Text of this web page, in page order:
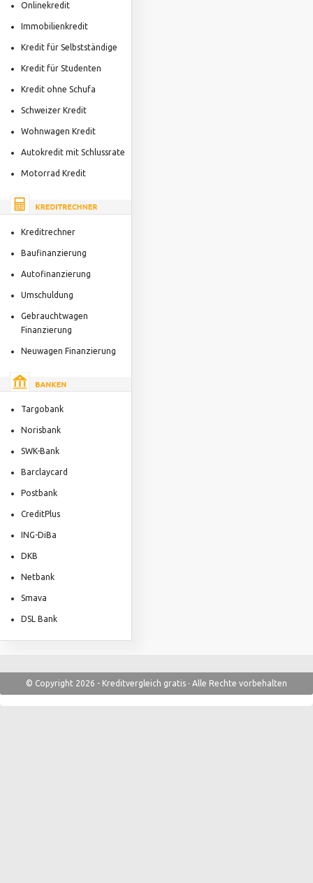
Onlinekredit
Immobilienkredit
Kredit für Selbstständige
Kredit für Studenten
Kredit ohne Schufa
Schweizer Kredit
Wohnwagen Kredit
Autokredit mit Schlussrate
Motorrad Kredit
Kreditrechner
Baufinanzierung
Autofinanzierung
Umschuldung
Gebrauchtwagen
Finanzierung
Neuwagen Finanzierung
Targobank
Norisbank
SWK-Bank
Barclaycard
Postbank
CreditPlus
ING-DiBa
DKB
Netbank
Smava
DSL Bank
© Copyright 2026 - Kreditvergleich gratis · Alle Rechte vorbehalten